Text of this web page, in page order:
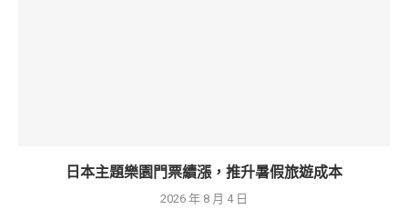
日本主題樂園門票續漲，推升暑假旅遊成本
2026 年 8 月 4 日